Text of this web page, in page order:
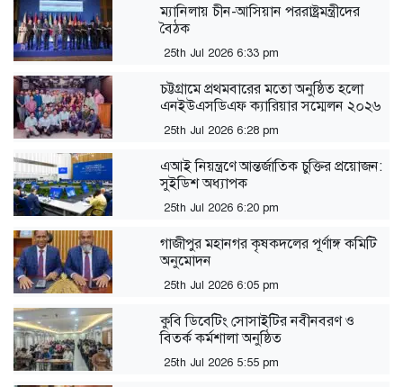
ম্যানিলায় চীন-আসিয়ান পররাষ্ট্রমন্ত্রীদের
বৈঠক
25th Jul 2026 6:33 pm
‎চট্টগ্রামে প্রথমবারের মতো অনুষ্ঠিত হলো
এনইউএসডিএফ ক্যারিয়ার সম্মেলন ২০২৬
25th Jul 2026 6:28 pm
এআই নিয়ন্ত্রণে আন্তর্জাতিক চুক্তির প্রয়োজন:
সুইডিশ অধ্যাপক
25th Jul 2026 6:20 pm
গাজীপুর মহানগর কৃষকদলের পূর্ণাঙ্গ কমিটি
অনুমোদন
25th Jul 2026 6:05 pm
কুবি ডিবেটিং সোসাইটির নবীনবরণ ও
বিতর্ক কর্মশালা অনুষ্ঠিত
25th Jul 2026 5:55 pm